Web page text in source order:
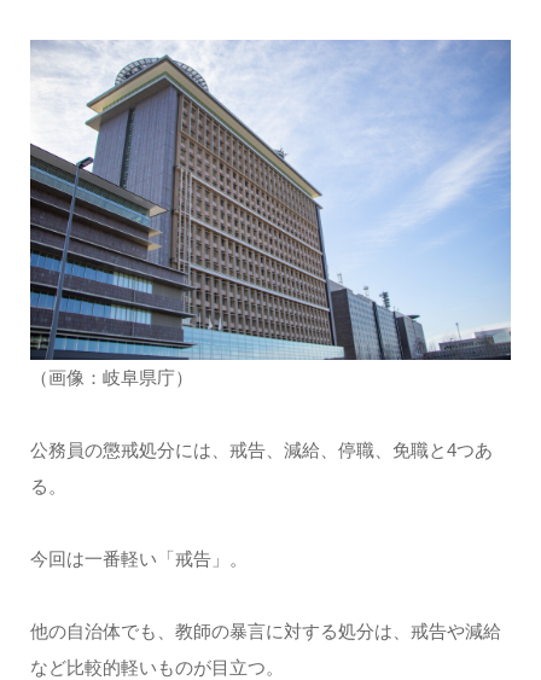
（画像：岐阜県庁）
公務員の懲戒処分には、戒告、減給、停職、免職と4つあ
る。
今回は一番軽い「戒告」。
他の自治体でも、教師の暴言に対する処分は、戒告や減給
など比較的軽いものが目立つ。